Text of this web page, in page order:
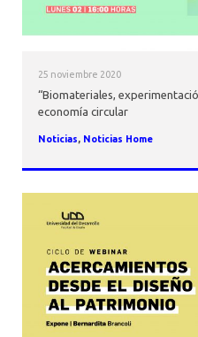
25 noviembre 2020
“Biomateriales,
economía circular
Noticias, Noticias Home